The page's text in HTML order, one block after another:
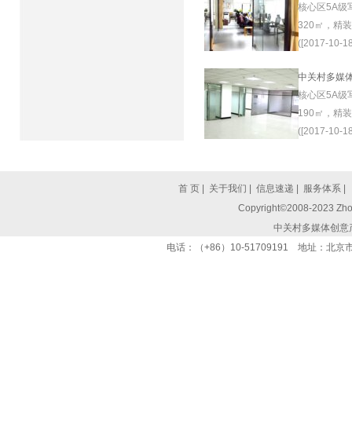
核心区5A级
320㎡，精
([2017-10-
中关村多媒
核心区5A级
190㎡，精
([2017-10-
首 页 关于我们 信息速递 服务体系
Copyright©2008-2023
中关村多媒体创
电话：（+86）10-51709191 地址：北京